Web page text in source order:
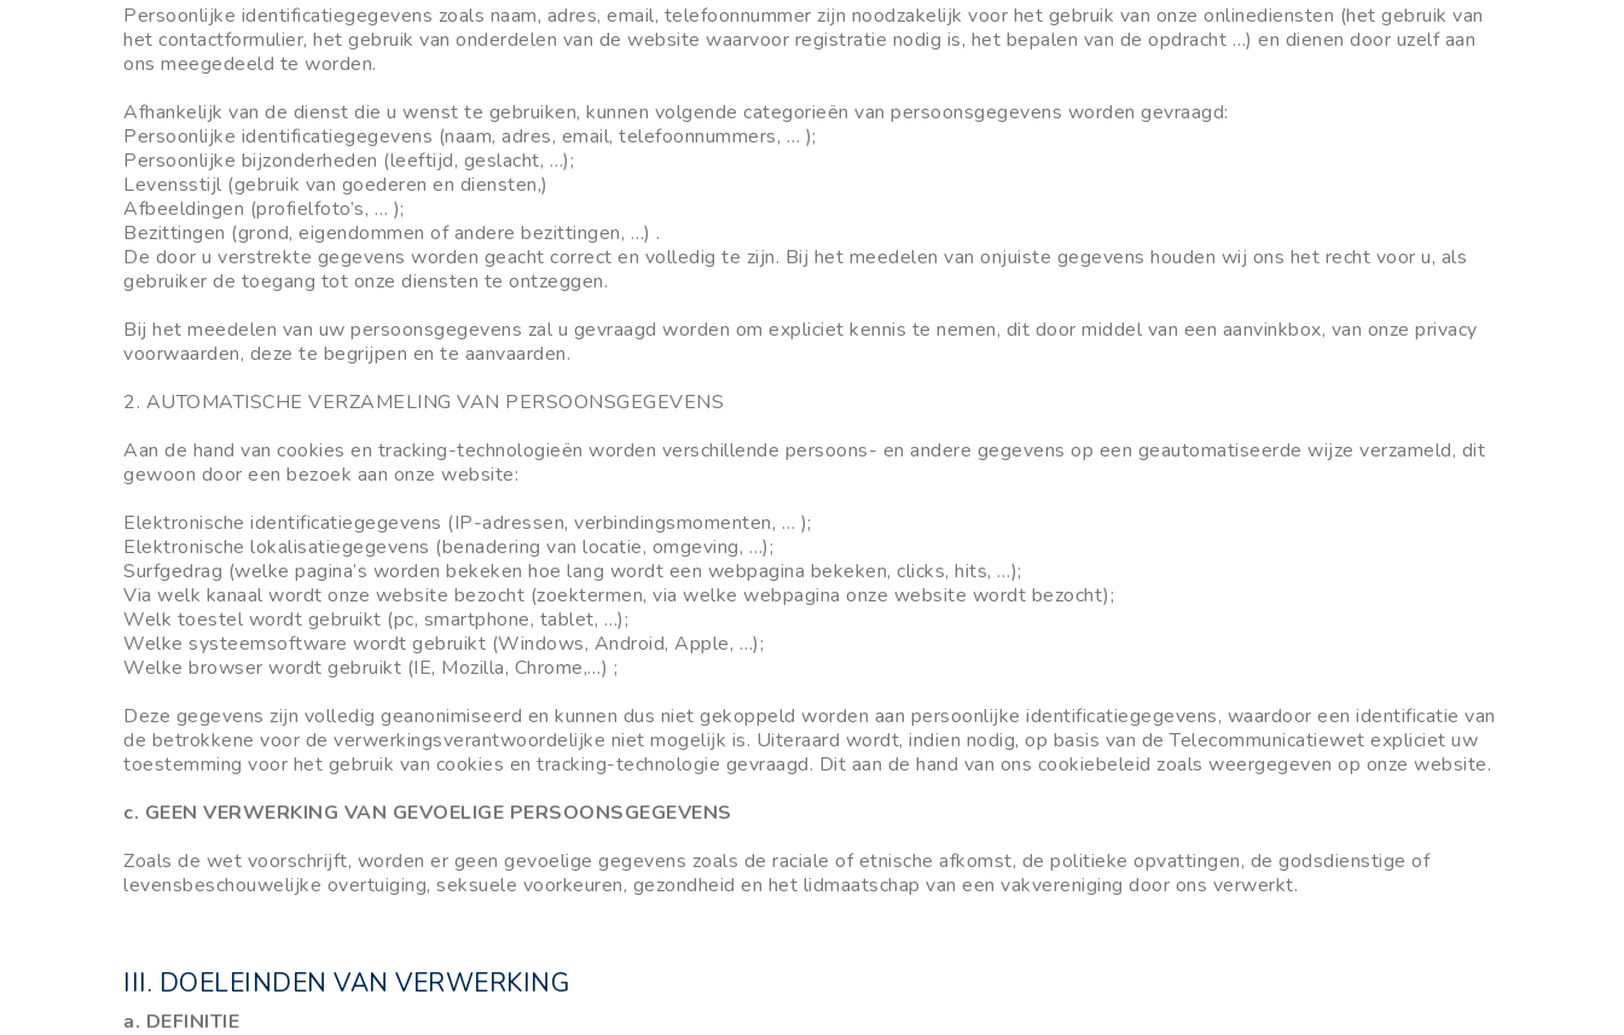
Persoonlijke identificatiegegevens zoals naam, adres, email, telefoonnummer zijn noodzakelijk voor het gebruik van onze onlinediensten (het gebruik van
het contactformulier, het gebruik van onderdelen van de website waarvoor registratie nodig is, het bepalen van de opdracht …) en dienen door uzelf aan
ons meegedeeld te worden.
Afhankelijk van de dienst die u wenst te gebruiken, kunnen volgende categorieën van persoonsgegevens worden gevraagd:
Persoonlijke identificatiegegevens (naam, adres, email, telefoonnummers, … );
Persoonlijke bijzonderheden (leeftijd, geslacht, …);
Levensstijl (gebruik van goederen en diensten,)
Afbeeldingen (profielfoto’s, … );
Bezittingen (grond, eigendommen of andere bezittingen, …) .
De door u verstrekte gegevens worden geacht correct en volledig te zijn. Bij het meedelen van onjuiste gegevens houden wij ons het recht voor u, als
gebruiker de toegang tot onze diensten te ontzeggen.
Bij het meedelen van uw persoonsgegevens zal u gevraagd worden om expliciet kennis te nemen, dit door middel van een aanvinkbox, van onze privacy
voorwaarden, deze te begrijpen en te aanvaarden.
2. AUTOMATISCHE VERZAMELING VAN PERSOONSGEGEVENS
Aan de hand van cookies en tracking-technologieën worden verschillende persoons- en andere gegevens op een geautomatiseerde wijze verzameld, dit
gewoon door een bezoek aan onze website:
Elektronische identificatiegegevens (IP-adressen, verbindingsmomenten, … );
Elektronische lokalisatiegegevens (benadering van locatie, omgeving, …);
Surfgedrag (welke pagina’s worden bekeken hoe lang wordt een webpagina bekeken, clicks, hits, …);
Via welk kanaal wordt onze website bezocht (zoektermen, via welke webpagina onze website wordt bezocht);
Welk toestel wordt gebruikt (pc, smartphone, tablet, …);
Welke systeemsoftware wordt gebruikt (Windows, Android, Apple, …);
Welke browser wordt gebruikt (IE, Mozilla, Chrome,…) ;
Deze gegevens zijn volledig geanonimiseerd en kunnen dus niet gekoppeld worden aan persoonlijke identificatiegegevens, waardoor een identificatie van
de betrokkene voor de verwerkingsverantwoordelijke niet mogelijk is. Uiteraard wordt, indien nodig, op basis van de Telecommunicatiewet expliciet uw
toestemming voor het gebruik van cookies en tracking-technologie gevraagd. Dit aan de hand van ons cookiebeleid zoals weergegeven op onze website.
c. GEEN VERWERKING VAN GEVOELIGE PERSOONSGEGEVENS
Zoals de wet voorschrijft, worden er geen gevoelige gegevens zoals de raciale of etnische afkomst, de politieke opvattingen, de godsdienstige of
levensbeschouwelijke overtuiging, seksuele voorkeuren, gezondheid en het lidmaatschap van een vakvereniging door ons verwerkt.
III. DOELEINDEN VAN VERWERKING
a. DEFINITIE